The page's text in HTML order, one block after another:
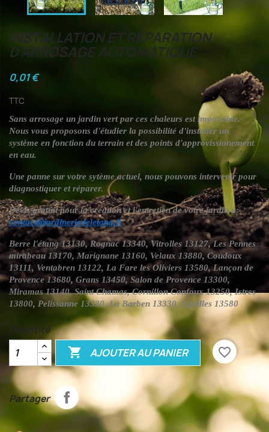
INSTALLATION ET RÉPARATION
D'ARROSAGE AUTOMATIQUE
0,01 €
TTC
Sans arrosage un jardin vert par ces chaleurs est impossible.
Nous vous proposons d'étudier la possibilité d'installer un
système en fonction du terrain et des points d'approvissionement
en eau.
Une panne sur votre sytème actuel, nous pouvons intervenir pour
diagnostiquer et réparer.
Devis gratuit pour la création et l'entretien de votre jardin à:
contact@jardineriedeletang.fr
Berre l'étang 13130, Rognac 13340, Vitrolles 13127, Les Pennes
mirabeau 13170, Marignane 13160, Velaux 13880, Coudoux
13111, Ventabren 13122, La Fare les Oliviers 13580, Lançon de
Provence 13680, Grans 13450, Salon de Provence 13300,
Miramas 13140, Saint Chamas, Cornillon Confoux 13250, Istres
13800, Pelissanne 13330, La Barben 13330, Eguilles 13580
Quantité
 AJOUTER AU PANIER favorite_border
Partager